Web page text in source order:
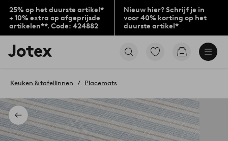
25% op het duurste artikel*
+ 10% extra op afgeprijsde
artikelen**. Code: 424882
Nieuw hier? Schrijf je in
voor 40% korting op het
duurste artikel*
Jotex
logo
to
home
page
Ga
Go
Terug
Keuken & tafellinnen Placemats